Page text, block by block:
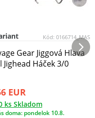
Kód: 0166714_MAS
Gear Jiggová Hlava
Jighead Háček 3/0
EUR
ks Skladom
doma: pondelok 10.8.